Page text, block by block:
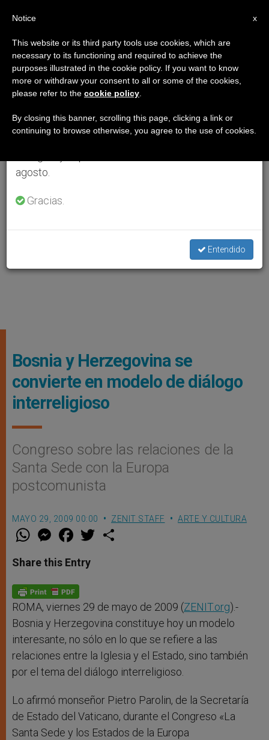
Bosnia y Herzegovina se
convierte en modelo de diálogo
interreligioso
Congreso sobre las relaciones de la
Santa Sede con la Europa
postcomunista
MAYO 29, 2009 00:00 ZENIT STAFF ARTE Y CULTURA
W
t
s
p
p
M
e
s
e
g
e
r
F
a
e
b
o
k
w
Share this Entry
ROMA, viernes 29 de mayo de 2009 (ZENIT.org).-
Bosnia y Herzegovina constituye hoy un modelo
interesante, no sólo en lo que se refiere a las
relaciones entre la Iglesia y el Estado, sino también
por el tema del diálogo interreligioso.
Lo afirmó monseñor Pietro Parolin, de la Secretaría
de Estado del Vaticano, durante el Congreso «La
Santa Sede y los Estados de la Europa
×
Aviso importante
Del 27 de julio al 7 de agosto haremos la pausa
anual, aprovechando que en el periodo de verano
se generan menos informaciones y también el
agosto.
Gracias.
Entendido
x
Notice
This website or its third party tools use cookies, which are
necessary to its functioning and required to achieve the
purposes illustrated in the cookie policy. If you want to know
more or withdraw your consent to all or some of the cookies,
please refer to the cookie policy
By closing this banner, scrolling this page, clicking a link or
continuing to browse otherwise, you agree to the use of cookies.